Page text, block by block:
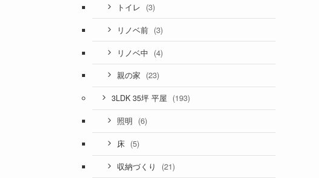
トイレ (3)
リノベ前 (3)
リノベ中 (4)
親の家 (23)
3LDK 35坪 平屋 (193)
照明 (6)
床 (5)
収納づくり (21)